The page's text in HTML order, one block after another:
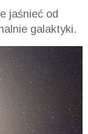
jaśnieć od
galaktyki.